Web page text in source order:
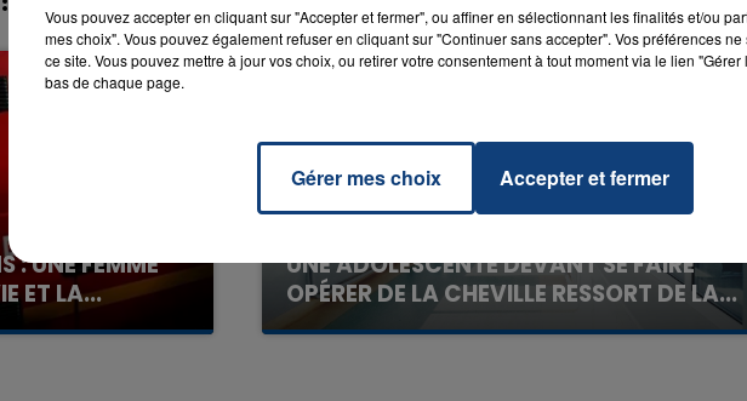
: UNE FEMME
ET LA...
feu après avoir
UNE ADOLESCENTE DEVANT SE FAIRE
OPÉRER DE LA CHEVILLE RESSORT DE LA...
La famille a porté plainte contre la clinique qui a
Vous pouvez accepter en cliquant sur "Accepter et fermer", ou affiner en sélectionnant les finalités et/ou
mes choix". Vous pouvez également refuser en cliquant sur "Continuer sans accepter". Vos préférences
ce site. Vous pouvez mettre à jour vos choix, ou retirer votre consentement à tout moment via le lien
bas de chaque page.
Gérer mes choix Accepter et fermer